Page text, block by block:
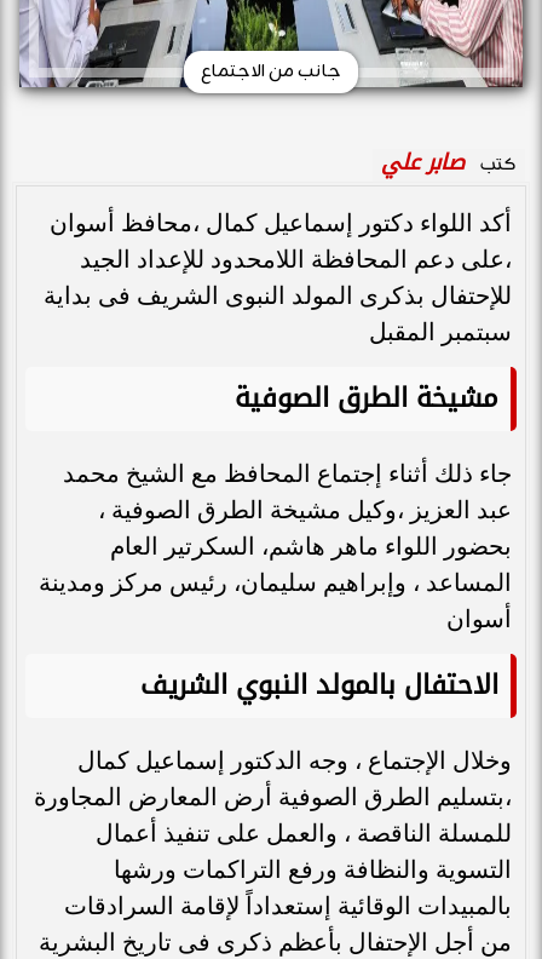
جانب من الاجتماع
كتب صابر علي
أكد اللواء دكتور إسماعيل كمال ،محافظ أسوان
،على دعم المحافظة اللامحدود للإعداد الجيد
للإحتفال بذكرى المولد النبوى الشريف فى بداية
سبتمبر المقبل
مشيخة الطرق الصوفية
جاء ذلك أثناء إجتماع المحافظ مع الشيخ محمد
عبد العزيز ،وكيل مشيخة الطرق الصوفية ،
بحضور اللواء ماهر هاشم، السكرتير العام
المساعد ، وإبراهيم سليمان، رئيس مركز ومدينة
أسوان
الاحتفال بالمولد النبوي الشريف
وخلال الإجتماع ، وجه الدكتور إسماعيل كمال
،بتسليم الطرق الصوفية أرض المعارض المجاورة
للمسلة الناقصة ، والعمل على تنفيذ أعمال
التسوية والنظافة ورفع التراكمات ورشها
بالمبيدات الوقائية إستعداداً لإقامة السرادقات
من أجل الإحتفال بأعظم ذكرى فى تاريخ البشرية